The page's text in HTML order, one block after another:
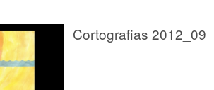
Cortografias 2012_09